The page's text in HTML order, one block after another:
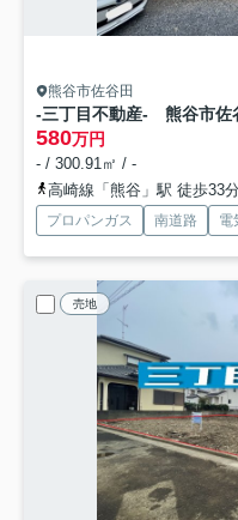
熊谷市佐谷田
-三丁目不動産- 熊谷市
580万円
- / 300.91㎡ / -
高崎線「熊谷」駅 徒歩33
プロパンガス 南道路 電
売地